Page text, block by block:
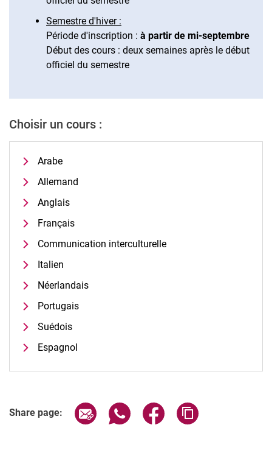
Portugais
Espagnol
Semestre d'hiver :
Période d'inscription : à partir de mi-septembre
Début des cours : deux semaines après le début
officiel du semestre
Choisir un cours :
Arabe
Allemand
Anglais
Français
Communication interculturelle
Italien
Néerlandais
Portugais
Suédois
Espagnol
Share page: Share page via email
Share page via WhatsApp
Share page via